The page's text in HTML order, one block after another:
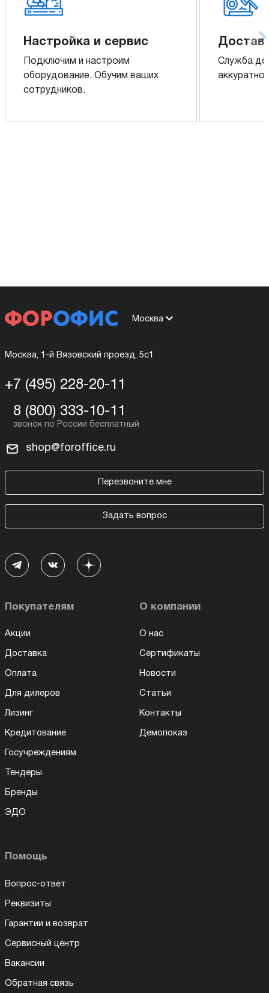
Настройка и сервис
Подключим и настроим
оборудование. Обучим ваших
сотрудников.
Служба
аккуратно
Москва
Москва, 1-й Вязовский проезд, 5с1
+7 (495) 228-20-11
8 (800) 333-10-11
shop@foroffice.ru
Перезвоните мне
Задать вопрос
Покупателям
Акции
Доставка
Оплата
Для дилеров
Лизинг
Кредитование
Госучреждениям
Тендеры
Бренды
ЭДО
О компании
О нас
Сертификаты
Новости
Статьи
Контакты
Демопоказ
Помощь
Вопрос-ответ
Реквизиты
Гарантии и возврат
Сервисный центр
Вакансии
Обратная связь